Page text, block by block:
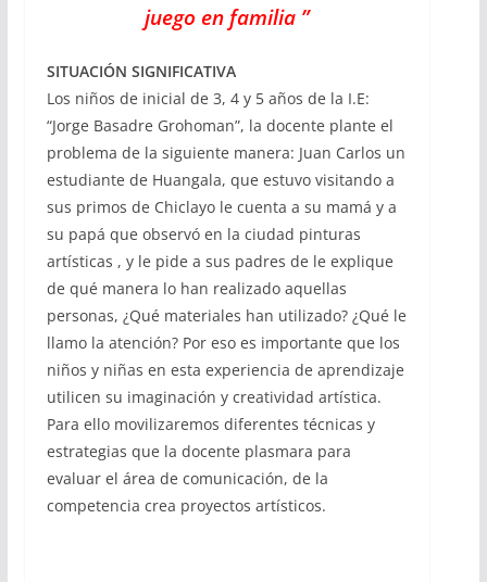
juego en familia ”
SITUACIÓN SIGNIFICATIVA
Los niños de inicial de 3, 4 y 5 años de la I.E:
“Jorge Basadre Grohoman”, la docente plante el
problema de la siguiente manera: Juan Carlos un
estudiante de Huangala, que estuvo visitando a
sus primos de Chiclayo le cuenta a su mamá y a
su papá que observó en la ciudad pinturas
artísticas , y le pide a sus padres de le explique
de qué manera lo han realizado aquellas
personas, ¿Qué materiales han utilizado? ¿Qué le
llamo la atención? Por eso es importante que los
niños y niñas en esta experiencia de aprendizaje
utilicen su imaginación y creatividad artística.
Para ello movilizaremos diferentes técnicas y
estrategias que la docente plasmara para
evaluar el área de comunicación, de la
competencia crea proyectos artísticos.